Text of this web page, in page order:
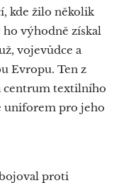
kde žilo několik
výhodně získal
vojevůdce a
Evropu. Ten z
centrum textilního
uniforem pro jeho
proti